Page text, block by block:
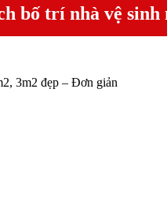
bố trí nhà vệ
3m2 đẹp – Đơn giản